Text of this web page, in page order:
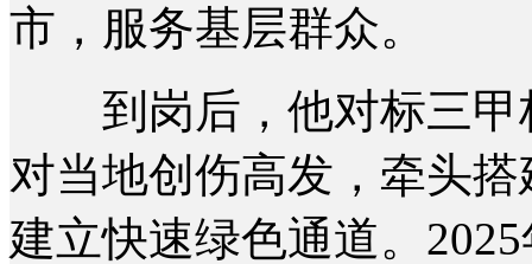
市，服务基层群众。
到岗后，他对标三甲
对当地创伤高发，牵头
建立快速绿色通道。